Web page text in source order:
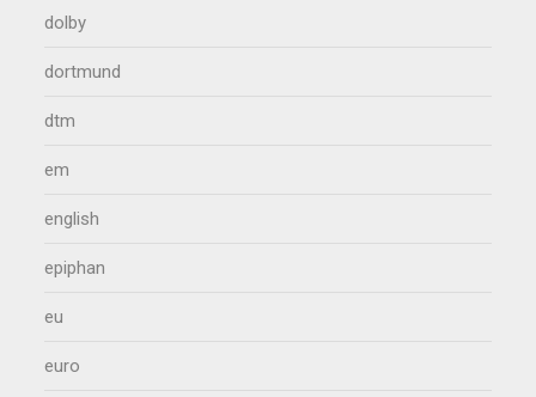
dolby
dortmund
dtm
em
english
epiphan
eu
euro